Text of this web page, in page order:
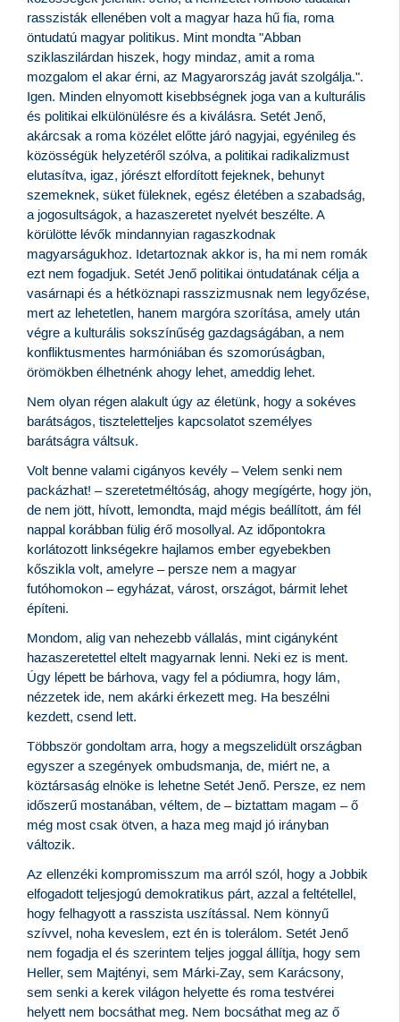
rasszisták ellenében volt a magyar haza hű fia, roma
öntudatú magyar politikus. Mint mondta "Abban
sziklaszilárdan hiszek, hogy mindaz, amit a roma
mozgalom el akar érni, az Magyarország javát szolgálja.".
Igen. Minden elnyomott kisebbségnek joga van a kulturális
és politikai elkülönülésre és a kiválásra. Setét Jenő,
akárcsak a roma közélet előtte járó nagyjai, egyénileg és
közösségük helyzetéről szólva, a politikai radikalizmust
elutasítva, igaz, jórészt elfordított fejeknek, behunyt
szemeknek, süket füleknek, egész életében a szabadság,
a jogosultságok, a hazaszeretet nyelvét beszélte. A
körülötte lévők mindannyian ragaszkodnak
magyarságukhoz. Idetartoznak akkor is, ha mi nem romák
ezt nem fogadjuk. Setét Jenő politikai öntudatának célja a
vasárnapi és a hétköznapi rasszizmusnak nem legyőzése,
mert az lehetetlen, hanem margóra szorítása, amely után
végre a kulturális sokszínűség gazdagságában, a nem
konfliktusmentes harmóniában és szomorúságban,
örömökben élhetnénk ahogy lehet, ameddig lehet.
Nem olyan régen alakult úgy az életünk, hogy a sokéves
barátságos, tiszteletteljes kapcsolatot személyes
barátságra váltsuk.
Volt benne valami cigányos kevély – Velem senki nem
packázhat! – szeretetméltóság, ahogy megígérte, hogy jön,
de nem jött, hívott, lemondta, majd mégis beállított, ám fél
nappal korábban fülig érő mosollyal. Az időpontokra
korlátozott linkségekre hajlamos ember egyebekben
kőszikla volt, amelyre – persze nem a magyar
futóhomokon – egyházat, várost, országot, bármit lehet
építeni.
Mondom, alig van nehezebb vállalás, mint cigányként
hazaszeretettel eltelt magyarnak lenni. Neki ez is ment.
Úgy lépett be bárhova, vagy fel a pódiumra, hogy lám,
nézzetek ide, nem akárki érkezett meg. Ha beszélni
kezdett, csend lett.
Többször gondoltam arra, hogy a megszelidült országban
egyszer a szegények ombudsmanja, de, miért ne, a
köztársaság elnöke is lehetne Setét Jenő. Persze, ez nem
időszerű mostanában, véltem, de – biztattam magam – ő
még most csak ötven, a haza meg majd jó irányban
változik.
Az ellenzéki kompromisszum ma arról szól, hogy a Jobbik
elfogadott teljesjogú demokratikus párt, azzal a feltétellel,
hogy felhagyott a rasszista uszítással. Nem könnyű
szívvel, noha keveslem, ezt én is tolerálom. Setét Jenő
nem fogadja el és szerintem teljes joggal állítja, hogy sem
Heller, sem Majtényi, sem Márki-Zay, sem Karácsony,
sem senki a kerek világon helyette és roma testvérei
helyett nem bocsáthat meg. Nem bocsáthat meg az ő